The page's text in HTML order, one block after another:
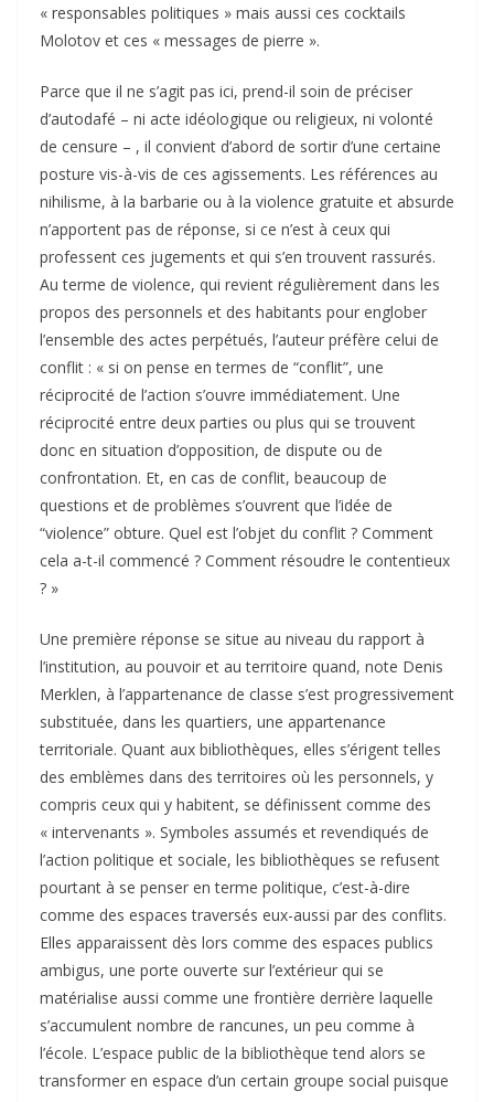
« responsables politiques » mais aussi ces cocktails
Molotov et ces « messages de pierre ».
Parce que il ne s’agit pas ici, prend-il soin de préciser
d’autodafé – ni acte idéologique ou religieux, ni volonté
de censure – , il convient d’abord de sortir d’une certaine
posture vis-à-vis de ces agissements. Les références au
nihilisme, à la barbarie ou à la violence gratuite et absurde
n’apportent pas de réponse, si ce n’est à ceux qui
professent ces jugements et qui s’en trouvent rassurés.
Au terme de violence, qui revient régulièrement dans les
propos des personnels et des habitants pour englober
l’ensemble des actes perpétués, l’auteur préfère celui de
conflit : « si on pense en termes de “conflit”, une
réciprocité de l’action s’ouvre immédiatement. Une
réciprocité entre deux parties ou plus qui se trouvent
donc en situation d’opposition, de dispute ou de
confrontation. Et, en cas de conflit, beaucoup de
questions et de problèmes s’ouvrent que l’idée de
“violence” obture. Quel est l’objet du conflit ? Comment
cela a-t-il commencé ? Comment résoudre le contentieux
? »
Une première réponse se situe au niveau du rapport à
l’institution, au pouvoir et au territoire quand, note Denis
Merklen, à l’appartenance de classe s’est progressivement
substituée, dans les quartiers, une appartenance
territoriale. Quant aux bibliothèques, elles s’érigent telles
des emblèmes dans des territoires où les personnels, y
compris ceux qui y habitent, se définissent comme des
« intervenants ». Symboles assumés et revendiqués de
l’action politique et sociale, les bibliothèques se refusent
pourtant à se penser en terme politique, c’est-à-dire
comme des espaces traversés eux-aussi par des conflits.
Elles apparaissent dès lors comme des espaces publics
ambigus, une porte ouverte sur l’extérieur qui se
matérialise aussi comme une frontière derrière laquelle
s’accumulent nombre de rancunes, un peu comme à
l’école. L’espace public de la bibliothèque tend alors se
transformer en espace d’un certain groupe social puisque